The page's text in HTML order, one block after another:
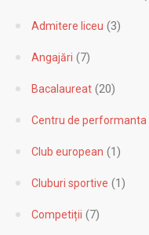
Admitere liceu (3)
Angajări (7)
Bacalaureat (20)
Centru de performanta
Club european (1)
Cluburi sportive (1)
Competiții (7)